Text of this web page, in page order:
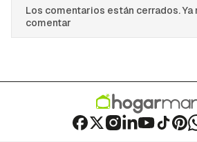
Los comentarios están cerrados. Ya
comentar